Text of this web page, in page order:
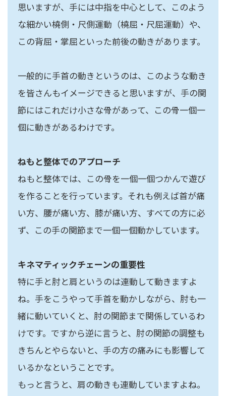
思いますが、手には中指を中心として、このよう
な細かい橈側・尺側運動（橈屈・尺屈運動）や、
この背屈・掌屈といった前後の動きがあります。
一般的に手首の動きというのは、このような動き
を皆さんもイメージできると思いますが、手の関
節にはこれだけ小さな骨があって、この骨一個一
個に動きがあるわけです。
ねもと整体でのアプローチ
ねもと整体では、この骨を一個一個つかんで遊び
を作ることを行っています。それも例えば首が痛
い方、腰が痛い方、膝が痛い方、すべての方に必
ず、この手の関節まで一個一個動かしています。
キネマティックチェーンの重要性
特に手と肘と肩というのは連動して動きますよ
ね。手をこうやって手首を動かしながら、肘も一
緒に動いていくと、肘の関節まで関係しているわ
けです。ですから逆に言うと、肘の関節の調整も
きちんとやらないと、手の方の痛みにも影響して
いるかなということです。
もっと言うと、肩の動きも連動していますよね。